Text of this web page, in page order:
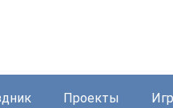
Проекты